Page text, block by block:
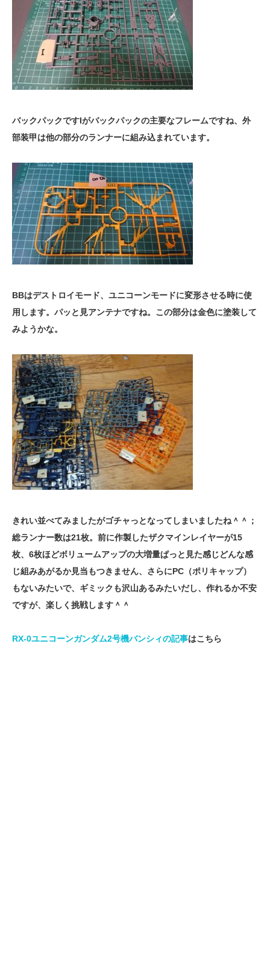
バックパックですIがバックパックの主要なフレームですね、外
部装甲は他の部分のランナーに組み込まれています。
BBはデストロイモード、ユニコーンモードに変形させる時に使
用します。パッと見アンテナですね。この部分は金色に塗装して
みようかな。
きれい並べてみましたがゴチャっとなってしまいましたね＾＾；
総ランナー数は21枚。前に作製したザクマインレイヤーが15
枚、6枚ほどボリュームアップの大増量ぱっと見た感じどんな感
じ組みあがるか見当もつきません、さらにPC（ポリキャップ）
もないみたいで、ギミックも沢山あるみたいだし、作れるか不安
ですが、楽しく挑戦します＾＾
RX-0ユニコーンガンダム2号機バンシィの記事はこちら